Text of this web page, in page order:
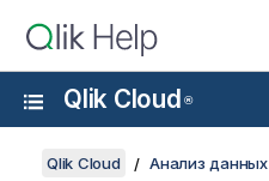
Qlik Cloud ®
Qlik Cloud
Анализ данных